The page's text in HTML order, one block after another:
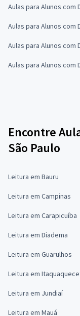
Aulas para Alunos com
Aulas para Alunos com
Aulas para Alunos com
Aulas para Alunos com
Encontre
São Paulo
Leitura em Bauru
Leitura em Campinas
Leitura em Carapicuíba
Leitura em Diadema
Leitura em Guarulhos
Leitura em
Leitura em Jundiaí
Leitura em Mauá